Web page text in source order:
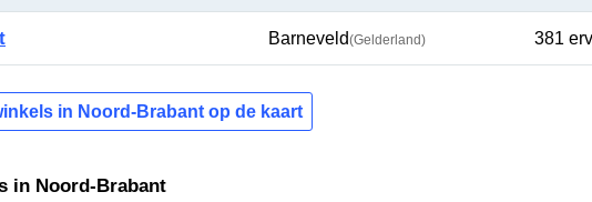
Barneveld(Gelderland) 381
in Noord-Brabant op de kaart
in Noord-Brabant